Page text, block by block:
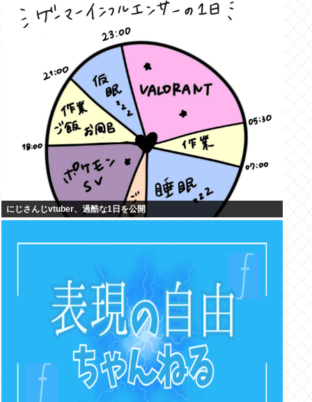
にじさんじvtuber、過酷な1日を公開